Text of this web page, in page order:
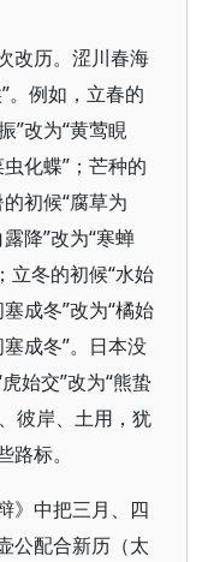
改历。涩川春海
。例如，立春的
”改为“黄莺睍
化蝶”；芒种的
初候“腐草为
降”改为“寒蝉
立冬的初候“水始
成冬”改为“橘始
成冬”。日本没
始交”改为“熊蛰
彼岸、土用，犹
标。
》中把三月、四
公配合新历（太